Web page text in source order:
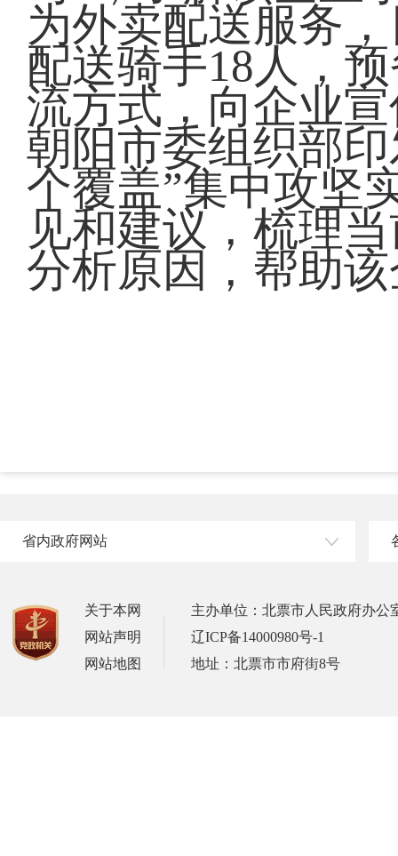
为外卖配送服务
配送骑手18人，
流方式，向企业
朝阳市委组织部
个覆盖”集中攻坚
见和建议，梳理
分析原因，帮助
省内政府网站
关于本网
网站声明
网站地图
主办单位：北票市人民政府办公
辽ICP备14000980号-1
地址：北票市市府街8号